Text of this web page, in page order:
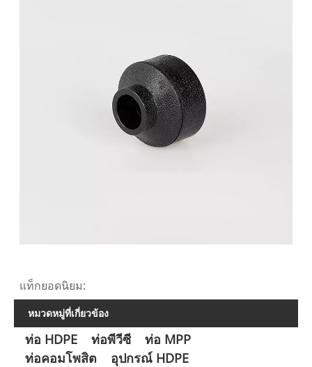
แท็กยอดนิยม:
หมวดหมู่ที่เกี่ยวข้อง
ท่อ HDPE ท่อพีวีซี
ท่อ MPP
ท่อคอมโพสิต
อุปกรณ์ HDPE